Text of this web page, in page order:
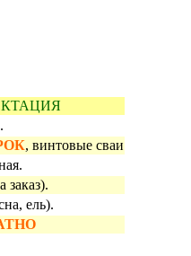
, винтовые сваи
заказ).
ель).